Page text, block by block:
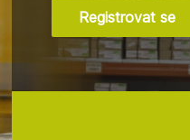
á
p
Registrovat se